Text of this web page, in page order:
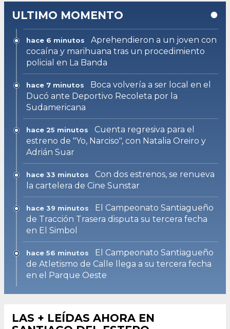
ULTIMO MOMENTO
hace 6 minutos
Aprehendieron a un joven con
cocaína y marihuana tras un procedimiento
policial en La Banda
hace 7 minutos
Boca volvería a ser local en el
Ducó ante Deportivo Recoleta por la
Sudamericana
hace 25 minutos
Cuenta regresiva para el
estreno de "Yo, Narciso", con Natalia Oreiro y
Adrián Suar
hace 33 minutos
Con dos estrenos, se renueva
la cartelera de Cine Sunstar
hace 39 minutos
El Campeonato Santiagueño
de Tracción Trasera disputa su tercera fecha
en El Simbol
hace 56 minutos
El Campeonato Santiagueño
de Atletismo de Calle llega a su tercera fecha
en el Parque Oeste
LAS + LEÍDAS AHORA EN